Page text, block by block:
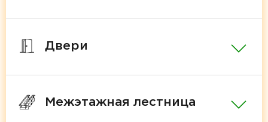
Двери
Межэтажная лестница